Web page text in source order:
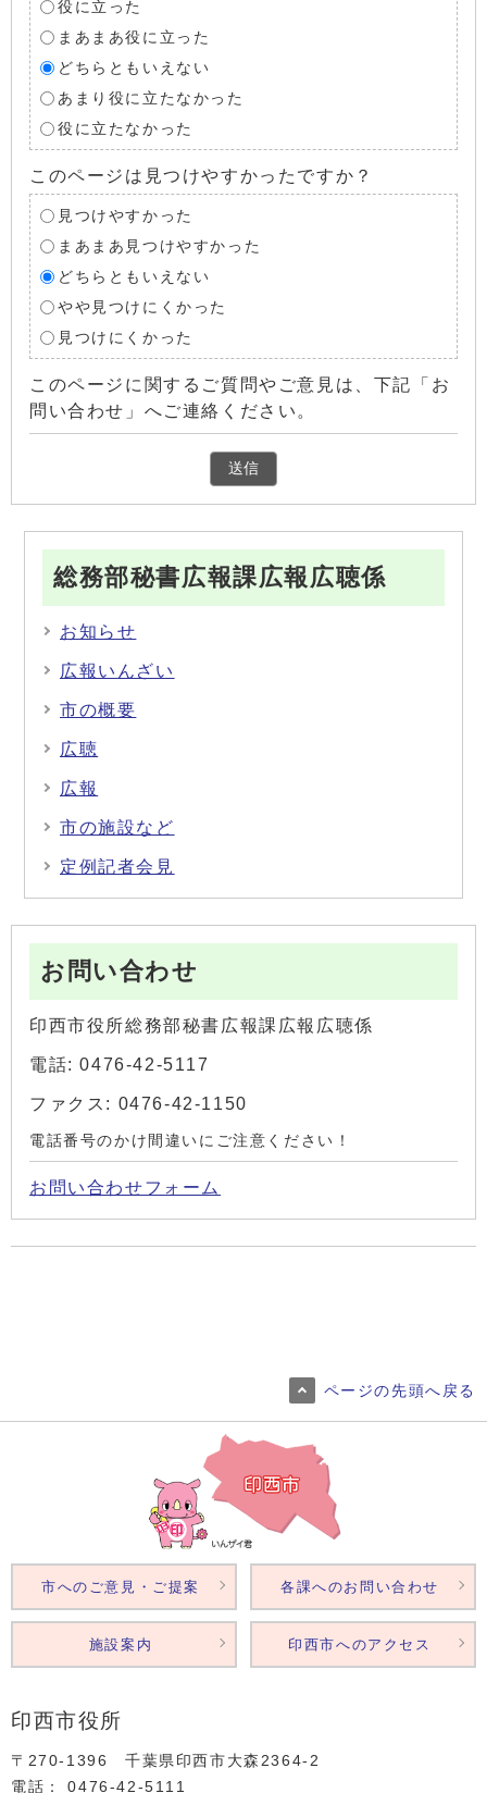
役に立った
まあまあ役に立った
どちらともいえない
あまり役に立たなかった
役に立たなかった
このページは見つけやすかったですか？
見つけやすかった
まあまあ見つけやすかった
どちらともいえない
やや見つけにくかった
見つけにくかった
このページに関するご質問やご意見は、下記「お
問い合わせ」へご連絡ください。
総務部秘書広報課広報広聴係
お知らせ
広報いんざい
市の概要
広聴
広報
市の施設など
定例記者会見
お問い合わせ
印西市役所総務部秘書広報課広報広聴係
電話: 0476-42-5117
ファクス: 0476-42-1150
電話番号のかけ間違いにご注意ください！
お問い合わせフォーム
ページの先頭へ戻る
印西市役所
〒270-1396 千葉県印西市大森2364‐2
電話： 0476‐42‐5111
市へのご意見・ご提案 各課へのお問い合わせ
施設案内 印西市へのアクセス